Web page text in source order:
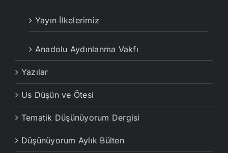
Yayın İlkelerimiz
Anadolu Aydınlanma Vakfı
Yazılar
Us Düşün ve Ötesi
Tematik Düşünüyorum Dergisi
Düşünüyorum Aylık Bülten